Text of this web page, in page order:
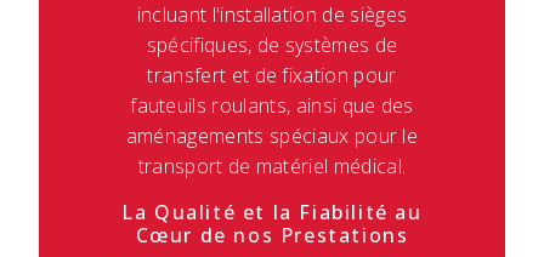
incluant l'installation de sièges
spécifiques, de systèmes de
transfert et de fixation pour
fauteuils roulants, ainsi que des
aménagements spéciaux pour le
transport de matériel médical.
La Qualité et la Fiabilité au
Cœur de nos Prestations